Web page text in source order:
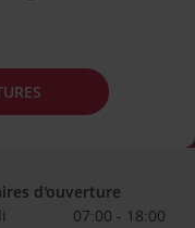
d'ouverture
07:00 - 18:00